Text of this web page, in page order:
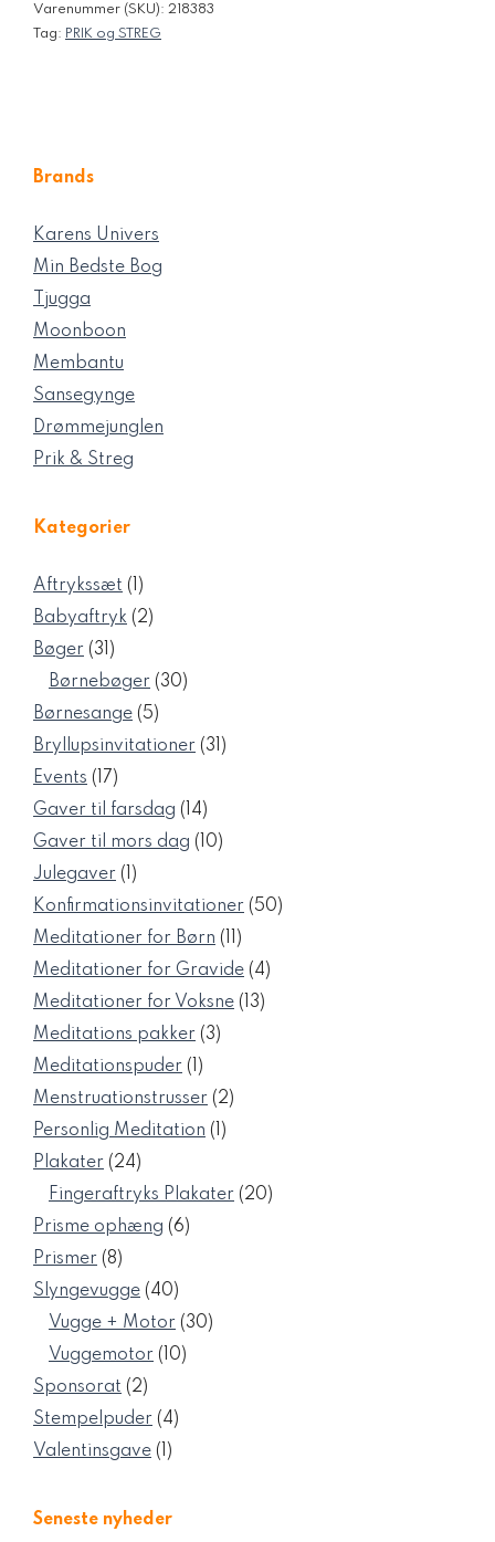
Varenummer (SKU): 218383
Tag: PRIK og STREG
Brands
Karens Univers
Min Bedste Bog
Tjugga
Moonboon
Membantu
Sansegynge
Drømmejunglen
Prik & Streg
Kategorier
Aftrykssæt 11
vare
Babyaftryk 22
Bøger 3131
varer
Børnebøger 3030
Børnesange 55
varer
Bryllupsinvitationer 3131
Events 1717
varer
Gaver til farsdag 1414
varer
Gaver til mors dag 1010
Julegaver 11
vare
Konfirmationsinvitationer 5050
Meditationer for Børn 1111
varer
Meditationer for Gravide 44
Meditationer for Voksne 1313
Meditations pakker 33
Meditationspuder 11
vare
Menstruationstrusser 22
Personlig Meditation 11
Plakater 2424
varer
Fingeraftryks Plakater 2020
Prisme ophæng 66
Prismer 88
varer
Slyngevugge 4040
varer
Vugge + Motor 3030
Vuggemotor 1010
Sponsorat 22
varer
Stempelpuder 44
Valentinsgave 11
Seneste nyheder